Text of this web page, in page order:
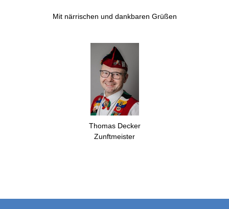
Mit närrischen und dankbaren Grüßen
Thomas Decker
Zunftmeister